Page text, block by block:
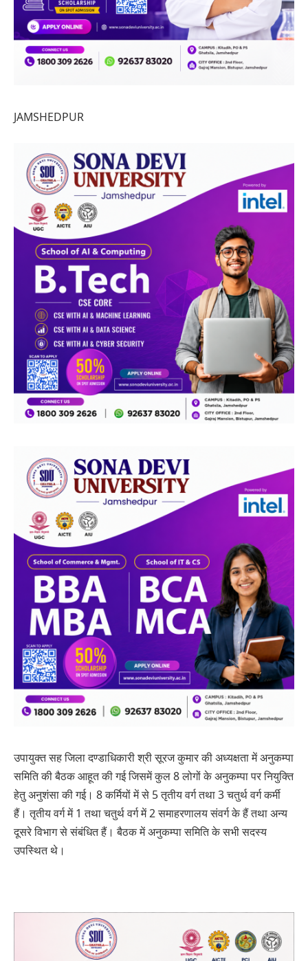
JAMSHEDPUR
उपायुक्त सह जिला दण्डाधिकारी श्री सूरज कुमार की अध्यक्षता में अनुकम्पा
समिति की बैठक आहूत की गई जिसमें कुल 8 लोगों के अनुकम्पा पर नियुक्ति
हेतु अनुशंसा की गई। 8 कर्मियों में से 5 तृतीय वर्ग तथा 3 चतुर्थ वर्ग कर्मी
हैं। तृतीय वर्ग में 1 तथा चतुर्थ वर्ग में 2 समाहरणालय संवर्ग के हैं तथा अन्य
दूसरे विभाग से संबंधित हैं। बैठक में अनुकम्पा समिति के सभी सदस्य
उपस्थित थे।